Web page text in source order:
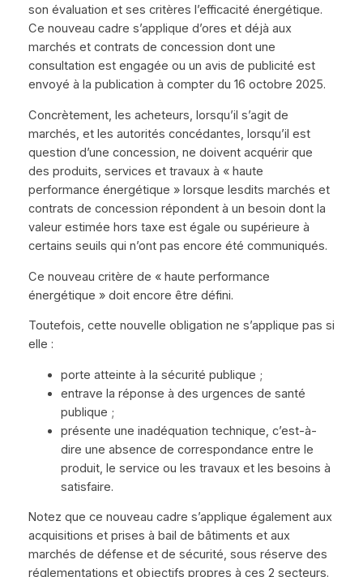
son évaluation et ses critères l’efficacité énergétique.
Ce nouveau cadre s’applique d’ores et déjà aux
marchés et contrats de concession dont une
consultation est engagée ou un avis de publicité est
envoyé à la publication à compter du 16 octobre 2025.
Concrètement, les acheteurs, lorsqu’il s’agit de
marchés, et les autorités concédantes, lorsqu’il est
question d’une concession, ne doivent acquérir que
des produits, services et travaux à « haute
performance énergétique » lorsque lesdits marchés et
contrats de concession répondent à un besoin dont la
valeur estimée hors taxe est égale ou supérieure à
certains seuils qui n’ont pas encore été communiqués.
Ce nouveau critère de « haute performance
énergétique » doit encore être défini.
Toutefois, cette nouvelle obligation ne s’applique pas si
elle :
porte atteinte à la sécurité publique ;
entrave la réponse à des urgences de santé
publique ;
présente une inadéquation technique, c’est-à-
dire une absence de correspondance entre le
produit, le service ou les travaux et les besoins à
satisfaire.
Notez que ce nouveau cadre s’applique également aux
acquisitions et prises à bail de bâtiments et aux
marchés de défense et de sécurité, sous réserve des
réglementations et objectifs propres à ces 2 secteurs.